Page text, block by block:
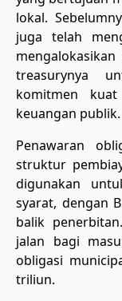
lokal.
juga telah
treasurynya
komitmen
keuangan publik.
Penawaran
struktur
digunakan
syarat, dengan
balik
jalan bagi
obligasi
triliun.